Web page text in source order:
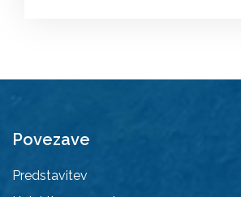
Povezave
Predstavitev